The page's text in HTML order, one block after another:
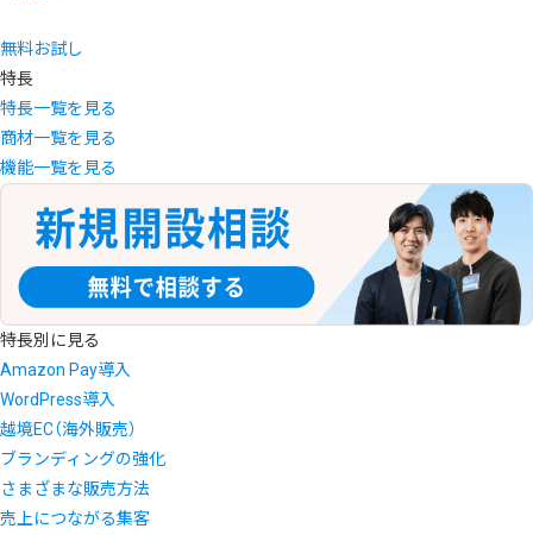
無料お試し
特長
特長一覧を見る
商材一覧を見る
機能一覧を見る
特長別に見る
Amazon Pay導入
WordPress導入
越境EC（海外販売）
ブランディングの強化
さまざまな販売方法
売上につながる集客